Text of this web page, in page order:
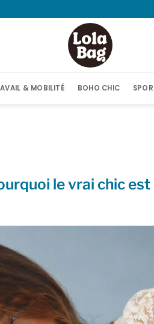
& MOBILITÉ BOHO CHIC
le vrai chic